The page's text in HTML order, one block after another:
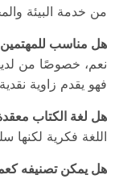
من خدمة البيئة
هل مناسب للمهتمين
نعم، خصوصًا من
فهو يقدم زاوية
هل لغة الكتاب
اللغة فكرية لكنها
هل يمكن تصنيفه